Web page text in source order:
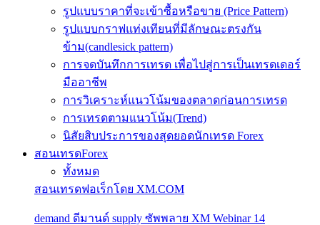
รูปแบบราคาที่จะเข้าซื้อหรือขาย (Price Pattern)
รูปแบบกราฟแท่งเทียนที่มีลักษณะตรงกัน
ข้าม(candlesick pattern)
การจดบันทึกการเทรด เพื่อไปสู่การเป็นเทรดเดอร์
มืออาชีพ
การวิเคราะห์แนวโน้มของตลาดก่อนการเทรด
การเทรดตามแนวโน้ม(Trend)
นิสัยสิบประการของสุดยอดนักเทรด Forex
สอนเทรดForex
ทั้งหมด
สอนเทรดฟอเร็กโดย XM.COM
demand ดีมานด์ supply ซัพพลาย XM Webinar 14